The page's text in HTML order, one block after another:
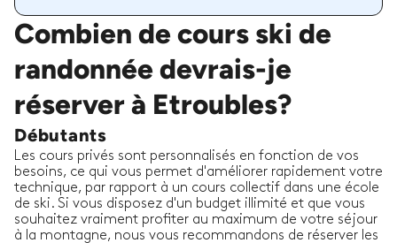
Combien de cours ski de
randonnée devrais-je
réserver à Etroubles?
Débutants
Les cours privés sont personnalisés en fonction de vos
besoins, ce qui vous permet d'améliorer rapidement votre
technique, par rapport à un cours collectif dans une école
de ski. Si vous disposez d'un budget illimité et que vous
souhaitez vraiment profiter au maximum de votre séjour
à la montagne, nous vous recommandons de réserver les